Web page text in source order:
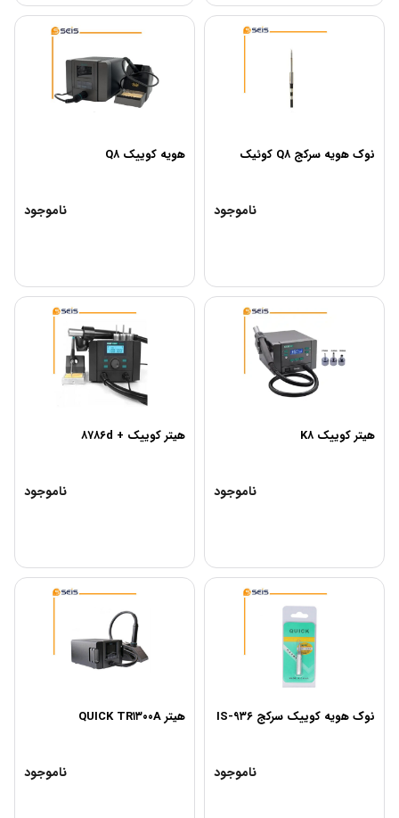
نوک هویه سرکج Q۸ کوئیک
ناموجود
هویه کوییک Q۸
ناموجود
هیتر کوییک K۸
ناموجود
هیتر کوییک + ۸۷۸۶d
ناموجود
نوک هویه کوییک سرکج IS-۹۳۶
ناموجود
هیتر QUICK TR۱۳۰۰A
ناموجود